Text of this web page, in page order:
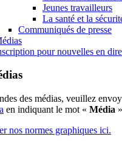
Jeunes travailleurs
La santé et la
Communiqués de presse
pour nouvelles en
des médias, veuillez
en indiquant le mot « Média
nos normes graphiques ici.